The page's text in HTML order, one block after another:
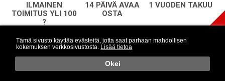
Okei
Tämä sivusto käyttää evästeitä, jotta saat parhaan mahdollisen
kokemuksen verkkosivustosta. Lisää tietoa
ILMAINEN
TOIMITUS YLI 100
?
14 PÄIVÄ AVAA
OSTA
1 VUODEN TAKUU
Retr
play Newsletter